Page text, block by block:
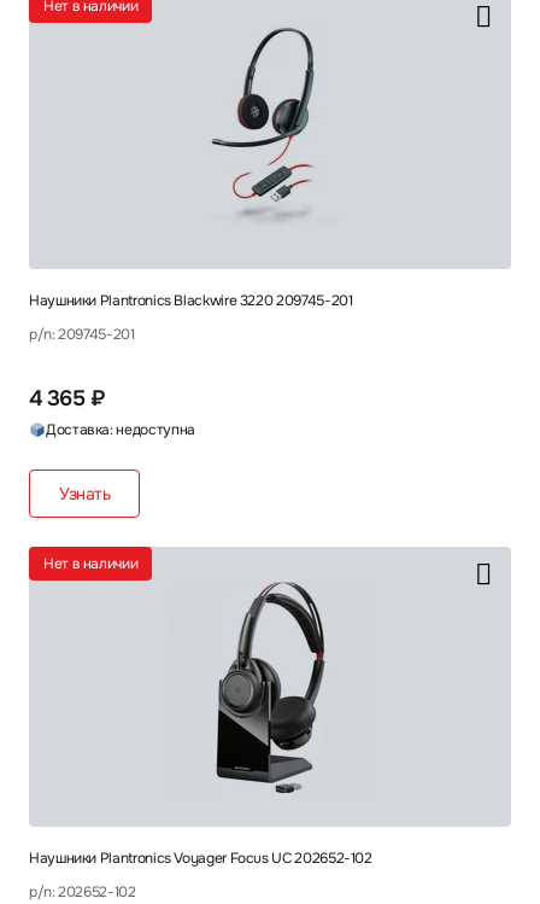
Наушники Plantronics Blackwire 3220 209745-201
p/n: 209745-201
4 365 ₽
Доставка: недоступна
Узнать
Нет в наличии
Наушники Plantronics Voyager Focus UC 202652-102
p/n: 202652-102
Нет в наличии